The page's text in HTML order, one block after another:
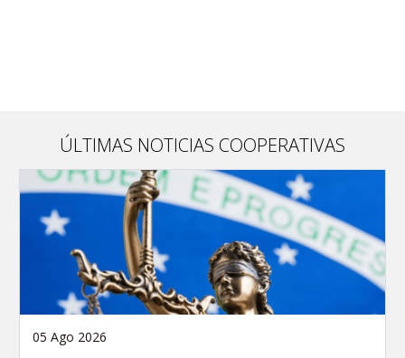
ÚLTIMAS NOTICIAS COOPERATIVAS
05 Ago 2026